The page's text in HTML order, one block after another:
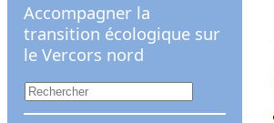
Accompagner la
transition écologique sur
le Vercors nord
R